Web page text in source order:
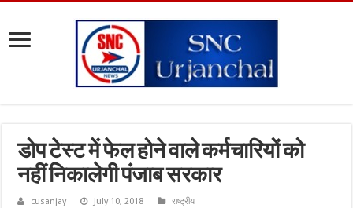
डोप टेस्‍ट में फेल होने वाले कर्मचारियों को
नहीं निकालेगी पंजाब सरकार
cusanjay July 10, 2018 राष्ट्रीय